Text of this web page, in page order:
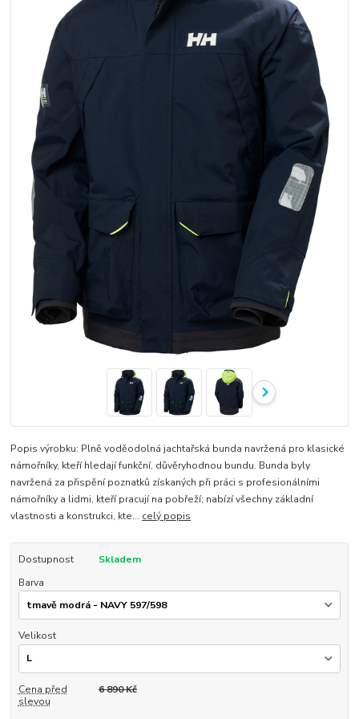
Popis výrobku: Plně voděodolná jachtařská bunda navržená pro klasické
námořníky, kteří hledají funkční, důvěryhodnou bundu. Bunda byly
navržená za přispění poznatků získaných při práci s profesionálními
námořníky a lidmi, kteří pracují na pobřeží; nabízí všechny základní
vlastnosti a konstrukci, kte... celý popis
Dostupnost
Skladem
Barva
Velikost
Cena před
slevou
6 890 Kč